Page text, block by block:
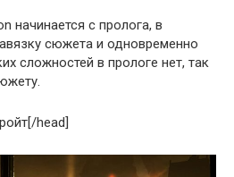
начинается с пролога, в
сюжета и одновременно
сложностей в прологе нет, так
head]